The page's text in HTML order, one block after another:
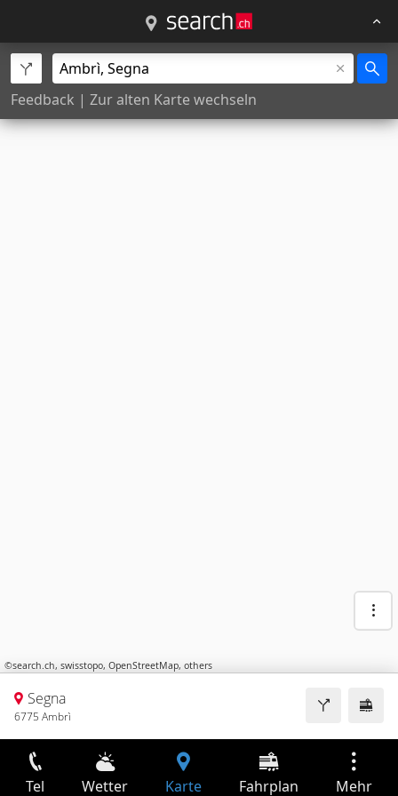
Feedback | Zur alten Karte wechseln
©search.ch, swisstopo, OpenStreetMap, others
Segna
6775 Ambrì
Tel Wetter Karte Fahrplan Mehr